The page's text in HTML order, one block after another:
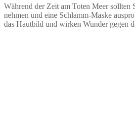
Während der Zeit am Toten Meer sollten
nehmen und eine Schlamm-Maske
das Hautbild und wirken Wunder gegen